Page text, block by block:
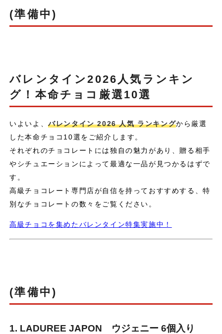
(準備中)
バレンタイン2026人気ランキン
グ！本命チョコ厳選10選
いよいよ、バレンタイン 2026 人気 ランキングから厳選
した本命チョコ10選をご紹介します。
それぞれのチョコレートには独自の魅力があり、贈る相手
やシチュエーションによって最適な一品が見つかるはずで
す。
高級チョコレート専門店が自信を持っておすすめする、特
別なチョコレートの数々をご覧ください。
高級チョコを集めたバレンタイン特集実施中！
(準備中)
1. LADUREE JAPON ウジェニー 6個入り